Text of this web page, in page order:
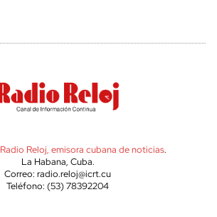
Radio Reloj, emisora cubana de noticias.
La Habana, Cuba.
Correo: radio.reloj@icrt.cu
Teléfono: (53) 78392204